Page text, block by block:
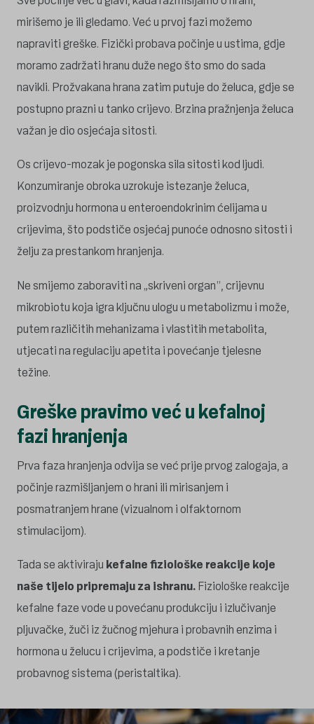
mirišemo je ili gledamo. Već u prvoj fazi možemo
napraviti greške. Fizički probava počinje u ustima, gdje
moramo zadržati hranu duže nego što smo do sada
navikli. Prožvakana hrana zatim putuje do želuca, gdje se
postupno prazni u tanko crijevo. Brzina pražnjenja želuca
važan je dio osjećaja sitosti.
Os crijevo-mozak je pogonska sila sitosti kod ljudi.
Konzumiranje obroka uzrokuje istezanje želuca,
proizvodnju hormona u enteroendokrinim ćelijama u
crijevima, što podstiče osjećaj punoće odnosno sitosti i
želju za prestankom hranjenja.
Ne smijemo zaboraviti na „skriveni organ”, crijevnu
mikrobiotu koja igra ključnu ulogu u metabolizmu i može,
putem različitih mehanizama i vlastitih metabolita,
utjecati na regulaciju apetita i povećanje tjelesne
težine.
Greške pravimo već u kefalnoj
fazi hranjenja
Prva faza hranjenja odvija se već prije prvog zalogaja, a
počinje razmišljanjem o hrani ili mirisanjem i
posmatranjem hrane (vizualnom i olfaktornom
stimulacijom).
Tada se aktiviraju kefalne fiziološke reakcije koje
naše tijelo pripremaju za ishranu.Fiziološke reakcije
kefalne faze vode u povećanu produkciju i izlučivanje
pljuvačke, žuči iz žučnog mjehura i probavnih enzima i
hormona u želucu i crijevima, a podstiče i kretanje
probavnog sistema (peristaltika).